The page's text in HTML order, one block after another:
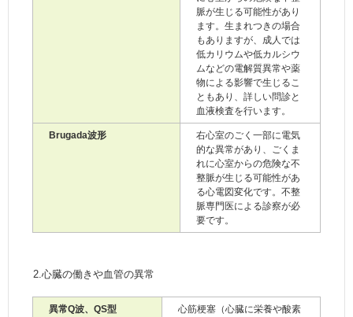
脈が生じる可能性があり
ます。生まれつきの場合
もありますが、成人では
低カリウムや低カルシウ
ムなどの電解質異常や薬
物による影響で生じるこ
ともあり、詳しい問診と
血液検査を行います。
Brugada波形
右心室のごく一部に電気
的な異常があり、ごくま
れに心室からの危険な不
整脈が生じる可能性があ
る心電図変化です。不整
脈専門医による診察が必
要です。
2.心臓の働きや血管の異常
異常Q波、QS型
心筋梗塞（心臓に栄養や酸素